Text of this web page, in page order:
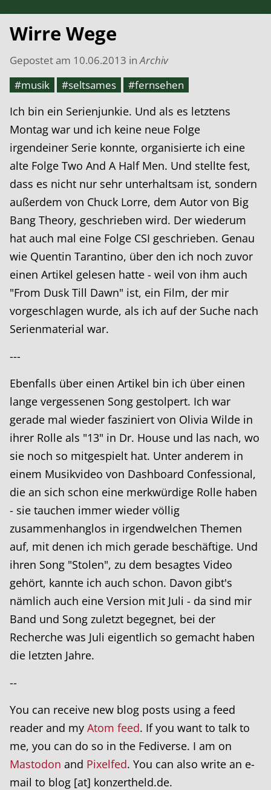
Wirre Wege
Gepostet am 10.06.2013 in Archiv
#musik
#seltsames
#fernsehen
Ich bin ein Serienjunkie. Und als es letztens
Montag war und ich keine neue Folge
irgendeiner Serie konnte, organisierte ich eine
alte Folge Two And A Half Men. Und stellte fest,
dass es nicht nur sehr unterhaltsam ist, sondern
außerdem von Chuck Lorre, dem Autor von Big
Bang Theory, geschrieben wird. Der wiederum
hat auch mal eine Folge CSI geschrieben. Genau
wie Quentin Tarantino, über den ich noch zuvor
einen Artikel gelesen hatte - weil von ihm auch
"From Dusk Till Dawn" ist, ein Film, der mir
vorgeschlagen wurde, als ich auf der Suche nach
Serienmaterial war.
---
Ebenfalls über einen Artikel bin ich über einen
lange vergessenen Song gestolpert. Ich war
gerade mal wieder fasziniert von Olivia Wilde in
ihrer Rolle als "13" in Dr. House und las nach, wo
sie noch so mitgespielt hat. Unter anderem in
einem Musikvideo von Dashboard Confessional,
die an sich schon eine merkwürdige Rolle haben
- sie tauchen immer wieder völlig
zusammenhanglos in irgendwelchen Themen
auf, mit denen ich mich gerade beschäftige. Und
ihren Song "Stolen", zu dem besagtes Video
gehört, kannte ich auch schon. Davon gibt's
nämlich auch eine Version mit Juli - da sind mir
Band und Song zuletzt begegnet, bei der
Recherche was Juli eigentlich so gemacht haben
die letzten Jahre.
--
You can receive new blog posts using a feed
reader and my Atom feed. If you want to talk to
me, you can do so in the Fediverse. I am on
Mastodon and Pixelfed. You can also write an e-
mail to blog [at] konzertheld.de.